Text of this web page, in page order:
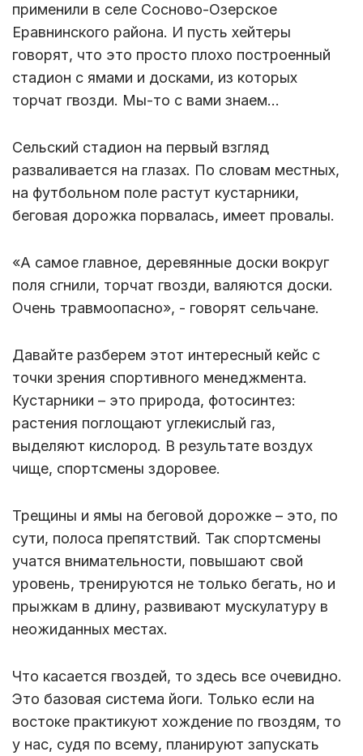
применили в селе Сосново-Озерское
Еравнинского района. И пусть хейтеры
говорят, что это просто плохо построенный
стадион с ямами и досками, из которых
торчат гвозди. Мы-то с вами знаем…
Сельский стадион на первый взгляд
разваливается на глазах. По словам местных,
на футбольном поле растут кустарники,
беговая дорожка порвалась, имеет провалы.
«А самое главное, деревянные доски вокруг
поля сгнили, торчат гвозди, валяются доски.
Очень травмоопасно», - говорят сельчане.
Давайте разберем этот интересный кейс с
точки зрения спортивного менеджмента.
Кустарники – это природа, фотосинтез:
растения поглощают углекислый газ,
выделяют кислород. В результате воздух
чище, спортсмены здоровее.
Трещины и ямы на беговой дорожке – это, по
сути, полоса препятствий. Так спортсмены
учатся внимательности, повышают свой
уровень, тренируются не только бегать, но и
прыжкам в длину, развивают мускулатуру в
неожиданных местах.
Что касается гвоздей, то здесь все очевидно.
Это базовая система йоги. Только если на
востоке практикуют хождение по гвоздям, то
у нас, судя по всему, планируют запускать